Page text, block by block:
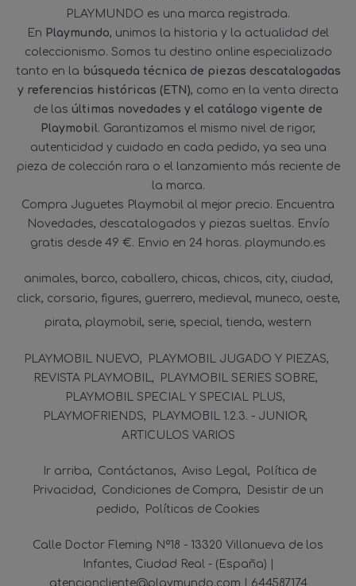
PLAYMUNDO es una marca registrada.
En Playmundo, unimos la historia y la actualidad del
coleccionismo. Somos tu destino online especializado
tanto en la búsqueda técnica de piezas descatalogadas
y referencias históricas (ETN), como en la venta directa
de las últimas novedades y el catálogo vigente de
Playmobil. Garantizamos el mismo nivel de rigor,
autenticidad y cuidado en cada pedido, ya sea una
pieza de colección rara o el lanzamiento más reciente de
la marca.
Compra Juguetes Playmobil al mejor precio. Encuentra
Novedades, descatalogados y piezas sueltas. Envío
gratis desde 49 €. Envio en 24 horas. playmundo.es
animales barco caballero chicas chicos city ciudad
click corsario figures guerrero medieval muneco oeste
pirata playmobil serie special tienda western
PLAYMOBIL NUEVO
PLAYMOBIL JUGADO Y PIEZAS
REVISTA PLAYMOBIL
PLAYMOBIL SERIES SOBRE
PLAYMOBIL SPECIAL Y SPECIAL PLUS
PLAYMOFRIENDS
PLAYMOBIL 1.2.3. - JUNIOR
ARTICULOS VARIOS
Ir arriba Contáctanos Aviso Legal
Política de
Privacidad
Condiciones de Compra
Desistir de un
pedido
Políticas de Cookies
Calle Doctor Fleming Nº18 - 13320 Villanueva de los
Infantes, Ciudad Real - (España) |
atencioncliente@playmundo.com | 644587174